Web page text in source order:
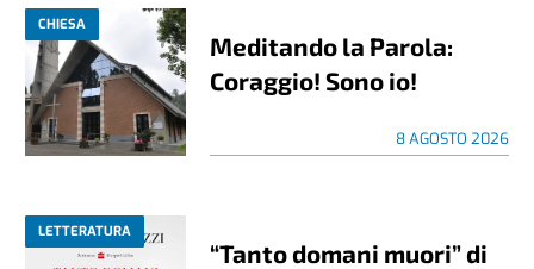
CHIESA
Meditando la Parola:
Coraggio! Sono io!
8 AGOSTO 2026
LETTERATURA
“Tanto domani muori” di